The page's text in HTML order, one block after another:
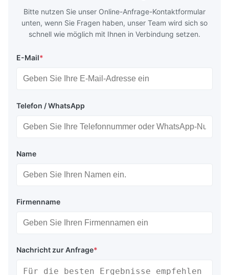
Bitte nutzen Sie unser Online-Anfrage-Kontaktformular
unten, wenn Sie Fragen haben, unser Team wird sich so
schnell wie möglich mit Ihnen in Verbindung setzen.
E-Mail*
Telefon / WhatsApp
Name
Firmenname
Nachricht zur Anfrage*